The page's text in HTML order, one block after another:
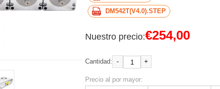
DM542T(V4.0).STEP
Nuestro precio:€254,00
Cantidad: - +
Precio al por mayor: